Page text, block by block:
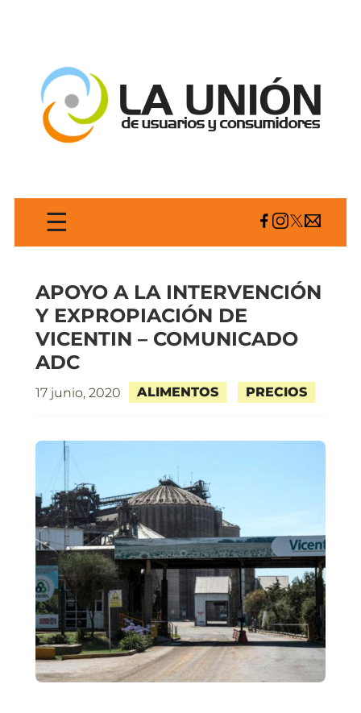
☰
APOYO A LA INTERVENCIÓN
Y EXPROPIACIÓN DE
VICENTIN – COMUNICADO
ADC
17 junio, 2020 ALIMENTOS PRECIOS